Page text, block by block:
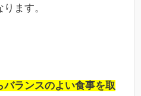
ます。
ランスのよい食事を取